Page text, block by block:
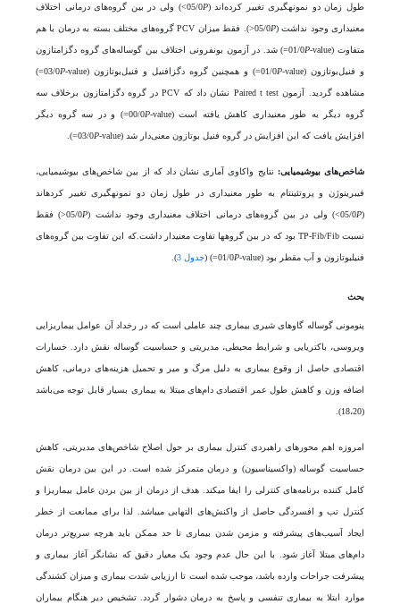
طول زمان دو نمونه­گیری تغییر کرده‌اند (05/0P
˂) ولی در بین گروه­‌های درمانی اختلاف
معنی­داری وجود نداشت (05/0P
˃). فقط میزان PCV گروه­‌های مختلف بسته به درمان با هم
متفاوت (01/0
P
-value=) شد. در آزمون بونفرونی اختلاف بین گوساله­‌های گروه دگزامتازون
و فنیل‌بوتازون (01/0
P-value=) و همچنین گروه دگزافنیل و فنیل‌بوتازون (03/0 P
-value=)
مشاهده گردید. آزمون Paired t test نشان داد که PCV در گروه دگزامتازون برخلاف سه
گروه دیگر به طور معنی­داری کاهش یافته است (00/0
P
-value=) و در سه گروه دیگر
افزایش یافت که این افزایش در گروه فنیل بوتازون معنی‌دار شد (03/0
P-value=).
شاخص­‌های بیوشیمیایی: نتایج واکاوی آماری نشان داد که از بین شاخص­‌های بیوشیمیایی،
فیبرینوژن و پروتئین­تام به طور معنی­داری در طول زمان دو نمونه­گیری تغییر کرده­اند
(05/0
P ˂) ولی در بین گروه­‌های درمانی اختلاف معنی­داری وجود نداشت (05/0P
˃) فقط
نسبت TP-Fib/Fib بود که در بین گروه­ها تفاوت معنی­دار داشت.که این تفاوت بین گروه­‌های
فنیل­بوتازون و آب مقطر بود (01/0
P-value=) ( جدول 3 ).
بحث
پنومونی گوساله گاو‌های شیری بیماری چند عاملی است که در رخداد آن عوامل بیماریزایی
ویروسی، باکتریایی و شرایط محیطی، مدیریتی و حساسیت گوساله نقش دارد. خسارات
اقتصادی حاصل از وقوع بیماری به دلیل مرگ و میر و تحمیل هزینه‌‌های درمانی، کاهش
اضافه وزن و کاهش طول عمر اقتصادی دام‌‌های مبتلا به بیماری بسیار قابل توجه می‌باشد
(18،20).
امروزه اهم محور‌های راهبردی کنترل بیماری بر حول اصلاح شاخص‌‌های مدیریتی، کاهش
حساسیت گوساله (واکسیناسیون) و درمان متمرکز شده است. در این بین درمان نقش
کامل کننده برنامه‌‌های کنترلی را ایفا می­کند. هدف از درمان از بین بردن عامل بیماریزا و
کنترل تب و افسردگی حاصل از واکنش­‌های التهابی می­باشد. لذا برای ممانعت از خطر
ایجاد آسیب‌‌های پیشرفته و مزمن شدن بیماری تا حد ممکن باید هرچه سریع‌تر درمان
دام‌‌های مبتلا آغاز شود. با این حال عدم وجود یک معیار دقیق که نشانگر آغاز بیماری و
پیشرفت جراحات وارده باشد، موجب شده است تا ارزیابی شدت بیماری و میزان کشندگی
موارد ابتلا به بیماری تنفسی و پاسخ به درمان دشوار گردد. تشخیص دیر هنگام بیماران